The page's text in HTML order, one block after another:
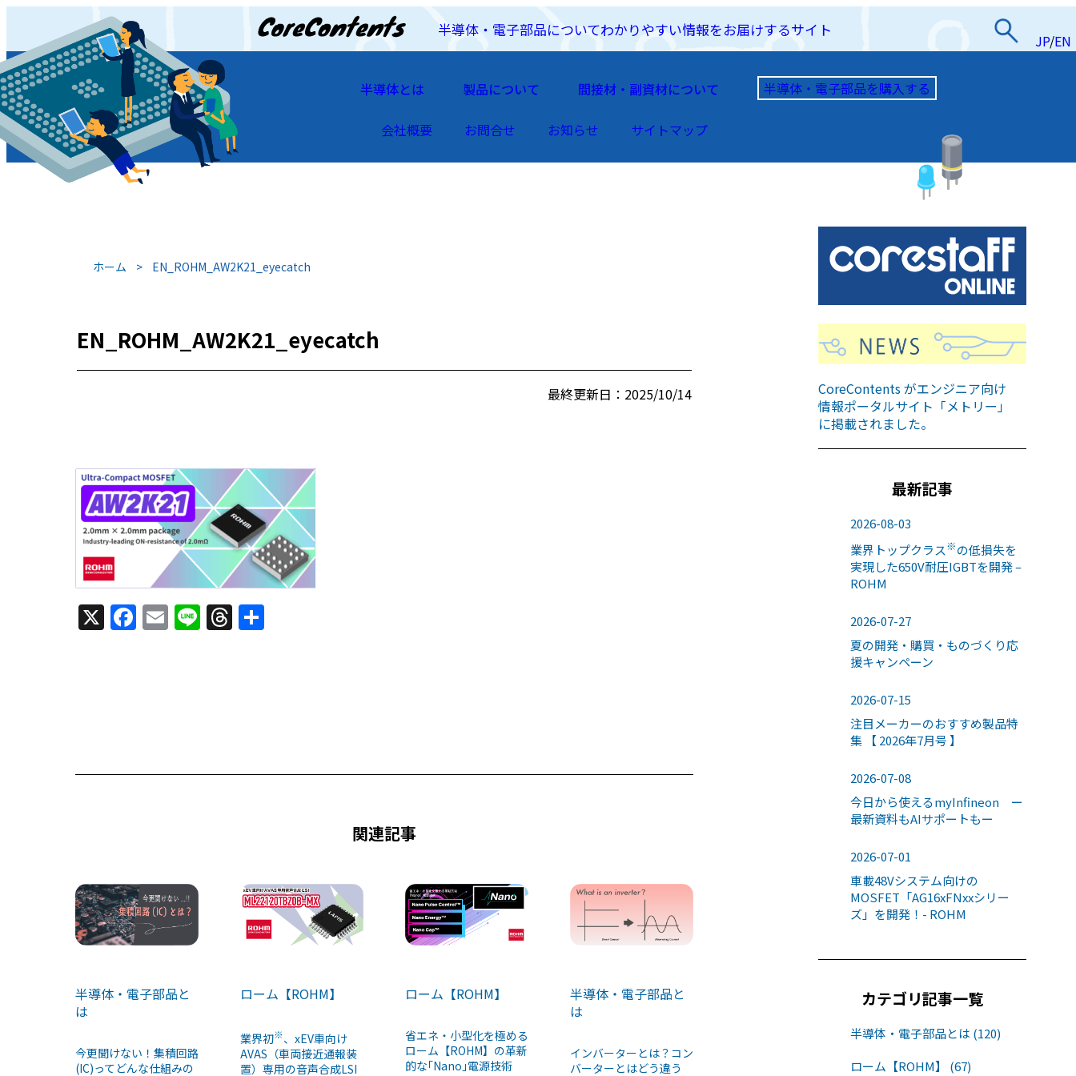
半導体・電子部品についてわかりやすい情報をお届けするサイト
JP/EN
JP/EN
半導体とは 製品について 間接材・副資材について 半導体・電子部品を購入する
会社概要 お問合せ お知らせ サイトマップ
ホーム > EN_ROHM_AW2K21_eyecatch
EN_ROHM_AW2K21_eyecatch
最終更新日：2025/10/14
X F
a
o
E
m
Li
n
T
h
関連記事
半導体・電子部品と
は
今更聞けない！集積回路
(IC)ってどんな仕組みの
ローム【ROHM】
業界初※、xEV車向け
AVAS（車両接近通報装
置）専用の音声合成LSI
ローム【ROHM】
省エネ・小型化を極める
ローム【ROHM】の革新
的な｢Nano｣電源技術
半導体・電子部品と
は
インバーターとは？コン
バーターとはどう違う
CoreContents がエンジニア向け
情報ポータルサイト「メトリー」
に掲載されました。
最新記事
2026-08-03
業界トップクラス※の低損失を
実現した650V耐圧IGBTを開発 –
ROHM
2026-07-27
夏の開発・購買・ものづくり応
援キャンペーン
2026-07-15
注目メーカーのおすすめ製品特
集 【 2026年7月号 】
2026-07-08
今日から使えるmyInfineon ー
最新資料もAIサポートもー
2026-07-01
車載48Vシステム向けの
MOSFET「AG16xFNxxシリー
ズ」を開発！- ROHM
カテゴリ記事一覧
半導体・電子部品とは (120)
ローム【ROHM】 (67)